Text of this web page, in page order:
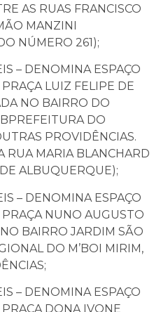
AS RUAS FRANCISCO
MANZINI
NÚMERO 261);
– DENOMINA ESPAÇO
LUIZ FELIPE DE
NO BAIRRO DO
DO
PROVIDÊNCIAS.
RUA MARIA BLANCHARD
ALBUQUERQUE);
– DENOMINA ESPAÇO
NUNO AUGUSTO
BAIRRO JARDIM SÃO
DO M’BOI MIRIM,
– DENOMINA ESPAÇO
DONA IVONE